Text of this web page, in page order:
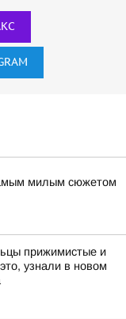
милым сюжетом
прижимистые и
узнали в новом